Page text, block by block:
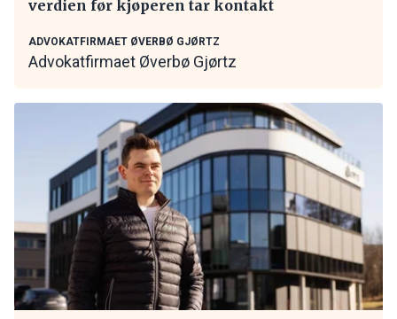
verdien før kjøperen tar kontakt
ADVOKATFIRMAET ØVERBØ GJØRTZ
Advokatfirmaet Øverbø Gjørtz